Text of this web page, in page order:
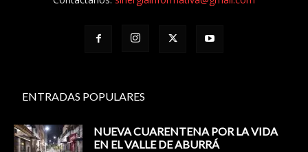
ENTRADAS POPULARES
NUEVA CUARENTENA POR LA VIDA
EN EL VALLE DE ABURRÁ